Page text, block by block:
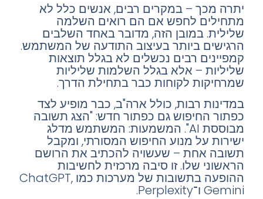
יתרה מכך – במקרים רבים, אנשים כלל לא
מתחילים לחפש אם הם רואים השלמה
שלילית. במובן הזה, מדובר באחד השלבים
הרגישים ביותר בעיצוב התודעה של המשתמש.
קמפיינים רבים נכשלים לא בגלל תוצאות
שליליות – אלא בגלל השלמות שליליות
שמרחיקות לקוחות כבר בתחילת הדרך.
במדינות רבות, כולל ארה"ב, כבר מופיע לצד
כפתור החיפוש גם כפתור חדש: "הצג תשובה
מבוססת AI". המשמעות: המשתמש מדלג
ישירות על מנוע החיפוש המסורתי, ומקבל
תשובה אחת – שעשויה להכתיב את הרושם
הראשוני שלו. זו סיבה מרכזית לחשיבות
ההופעה בתשובות של מערכות כמו ChatGPT,
Gemini ו־Perplexity.